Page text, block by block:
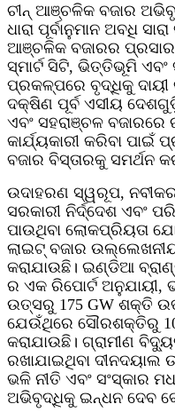
ଚୀନ୍ ଆଞ୍ଚଳିକ ବଜାର
ଧାରା ପୂର୍ବାନୁମାନ ଅବଧି
ଆଞ୍ଚଳିକ ବଜାରର
ସ୍ମାର୍ଟ ସିଟି, ଭିତ୍ତିଭୂମି
ପ୍ରକଳ୍ପରେ ବୃଦ୍ଧିକୁ ଦାୟୀ
ଦକ୍ଷିଣ ପୂର୍ବ ଏସୀୟ
ଏବଂ ସହରାଞ୍ଚଳ ବଜାରରେ
କାର୍ଯ୍ୟକାରୀ କରିବା ପାଇଁ
ବଜାର ବିସ୍ତାରକୁ ସମର୍ଥନ
ଉଦାହରଣ ସ୍ୱରୂପ,
ସରକାରୀ ନିର୍ଦ୍ଦେଶ ଏବଂ
ପାଉଥିବା ଲୋକପ୍ରିୟତା
ଲାଇଟ୍ ବଜାର
କରାଯାଉଛି। ଇଣ୍ଡିଆ
ର ଏକ ରିପୋର୍ଟ ଅନୁଯାୟୀ,
ଉତ୍ସରୁ 175 GW ଶକ୍ତି
ଯେଉଁଥିରେ ସୌରଶକ୍ତିରୁ
କରାଯାଉଛି। ଗ୍ରାମୀଣ
ରଖାଯାଇଥିବା ଦୀନଦୟାଲ
ଭଳି ନୀତି ଏବଂ ସଂସ୍କାର
ଅଭିବୃଦ୍ଧିକୁ ଇନ୍ଧନ ଦେବ